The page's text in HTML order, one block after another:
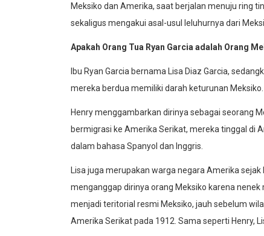
Meksiko dan Amerika, saat berjalan menuju ring
sekaligus mengakui asal-usul leluhurnya dari
Apakah Orang Tua Ryan Garcia adalah Orang
Ibu Ryan Garcia bernama Lisa Diaz Garcia,
mereka berdua memiliki darah keturunan Meksiko.
Henry menggambarkan dirinya sebagai seorang
bermigrasi ke Amerika Serikat, mereka tinggal di
dalam bahasa Spanyol dan Inggris.
Lisa juga merupakan warga negara Amerika
menganggap dirinya orang Meksiko karena
menjadi teritorial resmi Meksiko, jauh sebelum
Amerika Serikat pada 1912. Sama seperti Henry,